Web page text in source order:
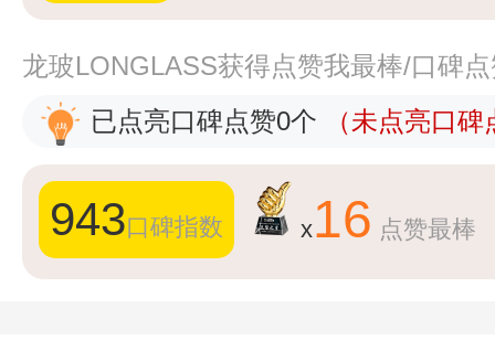
龙玻LONGLASS获得点赞我最棒/口碑
已点亮口碑点赞0个
（未点亮口
943口碑指数 x16 点赞最棒